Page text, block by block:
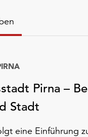
Pirna –
Stadt
eine Einführung